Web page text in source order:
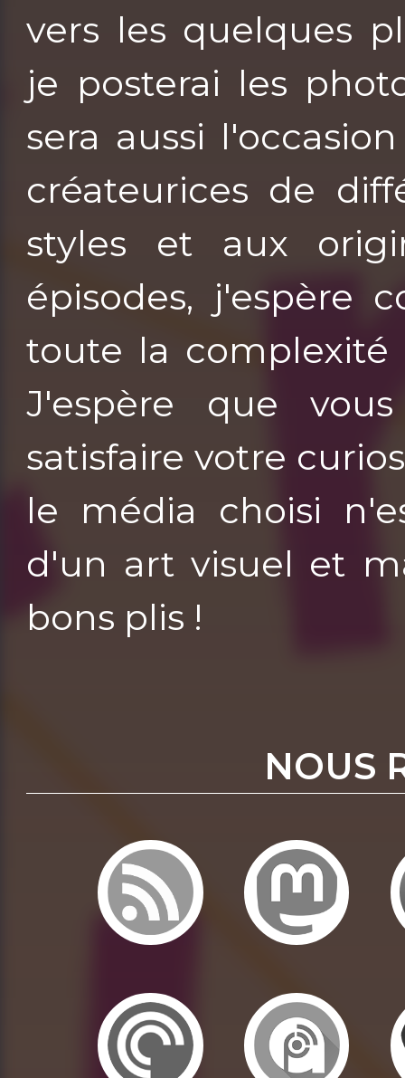
vers les quelques
je posterai les
sera aussi
créateurices de
styles et aux
épisodes, j'espère
toute la complexité
J'espère que
satisfaire votre
le média choisi
d'un art visuel et
bons plis !
NOUS